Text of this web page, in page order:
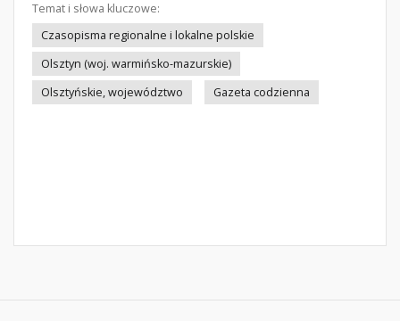
Temat i słowa kluczowe:
Czasopisma regionalne i lokalne polskie
Olsztyn (woj. warmińsko-mazurskie)
Olsztyńskie, województwo
Gazeta codzienna